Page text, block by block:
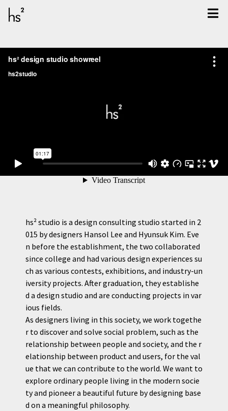
hs² studio is a design consulting studio started in 2
015 by designers Hansol Lee and Hyunsuk Kim. Eve
n before the establishment, the two collaborated
since college and had various design experiences su
ch as various contests, exhibitions, and industry-un
iversity projects. After graduation, they establishe
d a design studio and are conducting projects in var
ious fields.
As designers living in this society, we work togethe
r to discover and solve social problem, such as the
relationship between people and society, and the r
elationship between product and users, for the val
ue that we can contribute to the world. We want to
explore ordinary people living in the modern socie
ty and pioneer a beautiful future by designing base
d on a meaningful philosophy.